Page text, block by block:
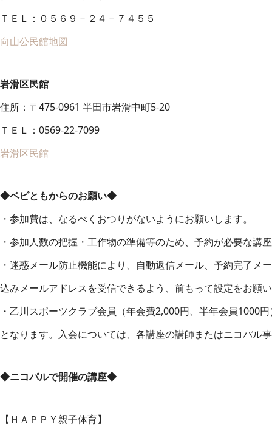
ＴＥＬ：０５６９－２４－７４５５
向山公民館地図
岩滑区民館
住所：〒475-0961 半田市岩滑中町5-20
ＴＥＬ：0569-22-7099
岩滑区民館
◆ベビともからのお願い◆
・参加費は、なるべくおつりがないようにお願いします。
・参加人数の把握・工作物の準備等のため、予約が必要な講
・迷惑メール防止機能により、自動返信メール、予約完了
込みメールアドレスを受信できるよう、前もって設定をお願
・乙川スポーツクラブ会員（年会費2,000円、半年会員1000
となります。入会については、各講座の講師またはニコパル
◆ニコパルで開催の講座◆
【ＨＡＰＰＹ親子体育】